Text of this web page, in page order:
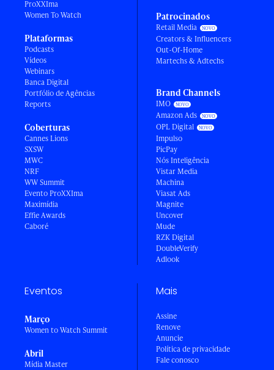
ProXXIma
Women To Watch
Plataformas
Podcasts
Vídeos
Webinars
Banca Digital
Portfólio de Agências
Reports
Coberturas
Cannes Lions
SXSW
MWC
NRF
WW Summit
Evento ProXXIma
Maximídia
Effie Awards
Caboré
Patrocinados
Retail Media
Creators & Influencers
Out-Of-Home
Martechs & Adtechs
Brand Channels
IMO
Amazon Ads
OPL Digital
Impulso
PicPay
Nós Inteligência
Vistar Media
Machina
Viasat Ads
Magnite
Uncover
Mude
RZK Digital
DoubleVerify
Adlook
Eventos
Março
Women to Watch Summit
Abril
Mídia Master
Mais
Assine
Renove
Anuncie
Política de privacidade
Fale conosco